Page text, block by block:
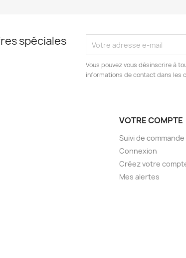
spéciales
Vous pouvez vous désinscrire à
informations de contact dans les
VOTRE COMPTE
Suivi de commande
Connexion
Créez votre
Mes alertes